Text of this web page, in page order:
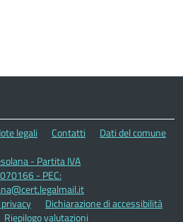
legali Contatti
Dati del comune
- Partita IVA
- PEC:
Dichiarazione di accessibilità
Riepilogo valutazioni